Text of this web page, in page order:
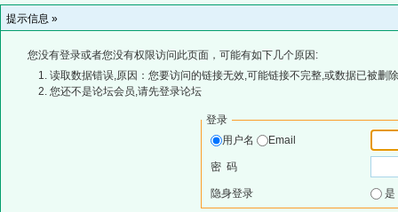
提示信息 »
您没有登录或者您没有权限访问此页面，可能有如下几个原因:
读取数据错误,原因：您要访问的链接无效,可能链接不完整,或数据已被删
您还不是论坛会员,请先登录论坛
登录
用户名
Email
密 码
隐身登录